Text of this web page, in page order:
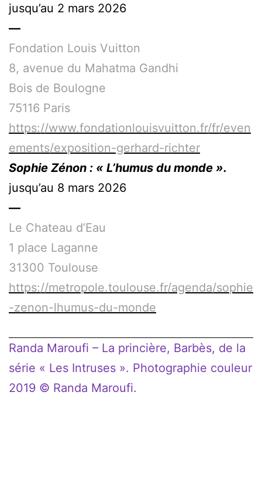
jusqu’au 2 mars 2026
—
Fondation Louis Vuitton
8, avenue du Mahatma Gandhi
Bois de Boulogne
75116 Paris
https://www.fondationlouisvuitton.fr/fr/even
ements/exposition-gerhard-richter
Sophie Zénon : « L’humus du monde ».
jusqu’au 8 mars 2026
—
Le Chateau d’Eau
1 place Laganne
31300 Toulouse
https://metropole.toulouse.fr/agenda/sophie
-zenon-lhumus-du-monde
Randa Maroufi – La princière, Barbès, de la
série « Les Intruses ». Photographie couleur
2019 © Randa Maroufi.